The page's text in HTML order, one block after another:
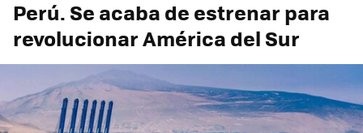
Perú. Se acaba de estrenar para
revolucionar América del Sur